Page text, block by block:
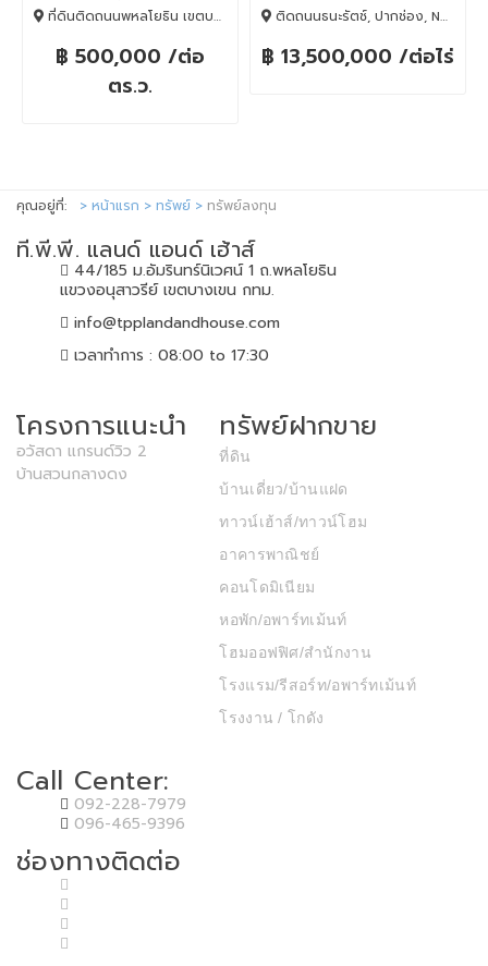
ที่ดินติดถนนพหลโยธิน เขตบางเขน กทม., บางเขน, BANGKOK , 10220
฿ 500,000 /ต่อ
ตร.ว.
ติดถนนธนะรัตช์, ปากช่อง, Nakhon Ratchasima, 30130
฿ 13,500,000 /ต่อไร่
คุณอยู่ที่: หน้าแรก ทรัพย์ ทรัพย์ลงทุน
ที.พี.พี. แลนด์ แอนด์ เฮ้าส์
44/185 ม.อัมรินทร์นิเวศน์ 1 ถ.พหลโยธิน
แขวงอนุสาวรีย์ เขตบางเขน กทม.
info@tpplandandhouse.com
เวลาทำการ : 08:00 to 17:30
โครงการแนะนำ
อวัสดา แกรนด์วิว 2
บ้านสวนกลางดง
ทรัพย์ฝากขาย
ที่ดิน
บ้านเดี่ยว/บ้านแฝด
ทาวน์เฮ้าส์/ทาวน์โฮม
อาคารพาณิชย์
คอนโดมิเนียม
หอพัก/อพาร์ทเม้นท์
โฮมออฟฟิศ/สำนักงาน
โรงแรม/รีสอร์ท/อพาร์ทเม้นท์
โรงงาน / โกดัง
Call Center:
092-228-7979
096-465-9396
ช่องทางติดต่อ